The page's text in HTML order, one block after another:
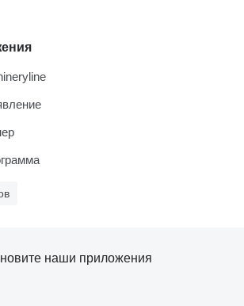
наши приложения